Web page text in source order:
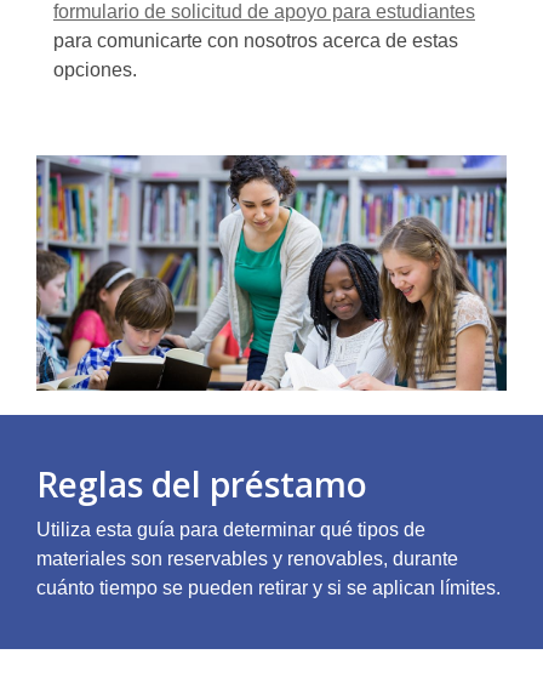
formulario de solicitud de apoyo para estudiantes
para comunicarte con nosotros acerca de estas
opciones.
Reglas del préstamo
Utiliza esta guía para determinar qué tipos de
materiales son reservables y renovables, durante
cuánto tiempo se pueden retirar y si se aplican límites.